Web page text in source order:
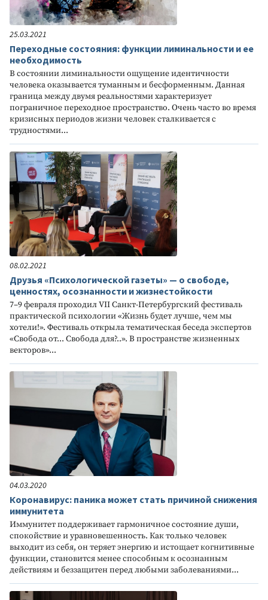
25.03.2021
Переходные состояния: функции лиминальности и ее
необходимость
В состоянии лиминальности ощущение идентичности
человека оказывается туманным и бесформенным. Данная
граница между двумя реальностями характеризует
пограничное переходное пространство. Очень часто во время
кризисных периодов жизни человек сталкивается с
трудностями...
08.02.2021
Друзья «Психологической газеты» — о свободе,
ценностях, осознанности и жизнестойкости
7–9 февраля проходил VII Санкт-Петербургский фестиваль
практической психологии «Жизнь будет лучше, чем мы
хотели!». Фестиваль открыла тематическая беседа экспертов
«Свобода от... Свобода для?..». В пространстве жизненных
векторов»...
04.03.2020
Коронавирус: паника может стать причиной снижения
иммунитета
Иммунитет поддерживает гармоничное состояние души,
спокойствие и уравновешенность. Как только человек
выходит из себя, он теряет энергию и истощает когнитивные
функции, становится менее способным к осознанным
действиям и беззащитен перед любыми заболеваниями...